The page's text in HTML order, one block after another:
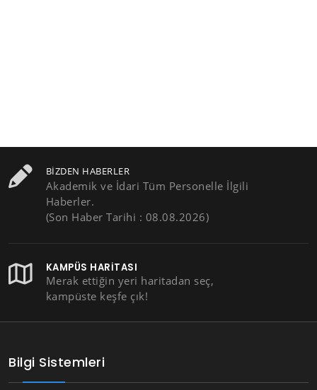
BIZDEN HABERLER
Akademik ve İdari Tüm Personelle İlgili
Haberler.
(Son Haber Tarihi : 08.08.2026)
KAMPÜS HARITASI
Merak ettiğin yeri haritadan seç,
kampüste keşfe çık!
Bilgi Sistemleri